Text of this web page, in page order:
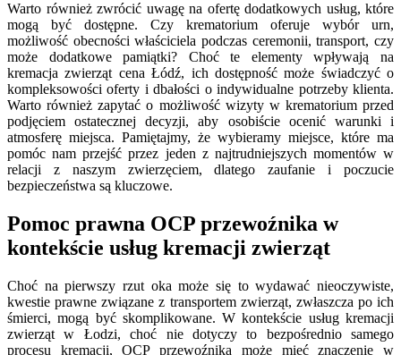
Warto również zwrócić uwagę na ofertę dodatkowych usług, które
mogą być dostępne. Czy krematorium oferuje wybór urn,
możliwość obecności właściciela podczas ceremonii, transport, czy
może dodatkowe pamiątki? Choć te elementy wpływają na
kremacja zwierząt cena Łódź, ich dostępność może świadczyć o
kompleksowości oferty i dbałości o indywidualne potrzeby klienta.
Warto również zapytać o możliwość wizyty w krematorium przed
podjęciem ostatecznej decyzji, aby osobiście ocenić warunki i
atmosferę miejsca. Pamiętajmy, że wybieramy miejsce, które ma
pomóc nam przejść przez jeden z najtrudniejszych momentów w
relacji z naszym zwierzęciem, dlatego zaufanie i poczucie
bezpieczeństwa są kluczowe.
Pomoc prawna OCP przewoźnika w
kontekście usług kremacji zwierząt
Choć na pierwszy rzut oka może się to wydawać nieoczywiste,
kwestie prawne związane z transportem zwierząt, zwłaszcza po ich
śmierci, mogą być skomplikowane. W kontekście usług kremacji
zwierząt w Łodzi, choć nie dotyczy to bezpośrednio samego
procesu kremacji, OCP przewoźnika może mieć znaczenie w